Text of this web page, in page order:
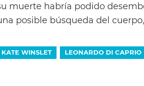
muerte habría podido
posible búsqueda del cuerpo,
KATE WINSLET LEONARDO DI CAPRIO